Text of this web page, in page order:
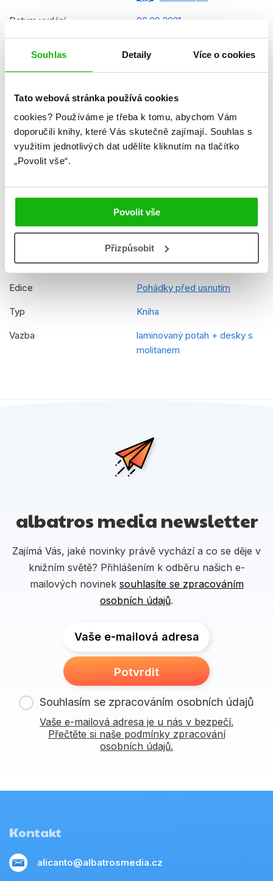
Souhlas Detaily Více o cookies
Tato webová stránka používá cookies
cookies? Používáme je třeba k tomu, abychom Vám
doporučili knihy, které Vás skutečně zajímají. Souhlas s
využitím jednotlivých dat udělíte kliknutím na tlačítko
„Povolit vše“.
Povolit vše
Přizpůsobit
Datum vydání 06.09.2021
Jazyk čeština
Řady Disney - Medvídek Pú
Původní název
Winnie the Pooh My First
Petra Vichrová
Věk od 6
Edice Pohádky před usnutím
Typ Kniha
Vazba
laminovaný potah + desky s
molitanem
albatros media newsletter
Zajímá Vás, jaké novinky právě vychází a co se děje v
knižním světě? Přihlášením k odběru našich e-
mailových novinek souhlasíte se zpracováním
osobních údajů.
Vaše e-mailová adresa
Potvrdit
Souhlasím se zpracováním osobních údajů
Vaše e-mailová adresa je u nás v bezpečí.
Přečtěte si naše podmínky zpracování
osobních údajů.
Kontakt
alicanto@albatrosmedia.cz